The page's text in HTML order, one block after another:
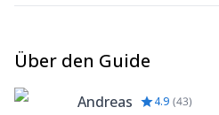
Über den Guide
Andreas 4.9 (43)